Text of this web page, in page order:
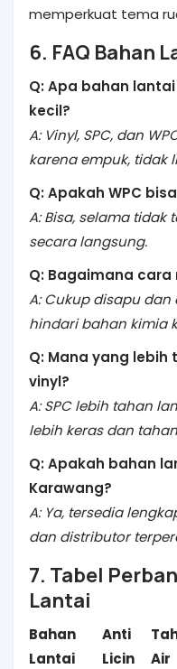
memperkuat tema
6. FAQ Bahan
Q: Apa bahan
kecil?
A: Vinyl, SPC, dan
karena empuk, tidak
Q: Apakah WPC
A: Bisa, selama tidak
secara langsung.
Q: Bagaimana
A: Cukup disapu
hindari bahan kimia
Q: Mana yang lebih
vinyl?
A: SPC lebih tahan
lebih keras dan
Q: Apakah bahan
Karawang?
A: Ya, tersedia
dan distributor
7. Tabel
Lantai
Bahan
Lantai
Anti
Licin
Air